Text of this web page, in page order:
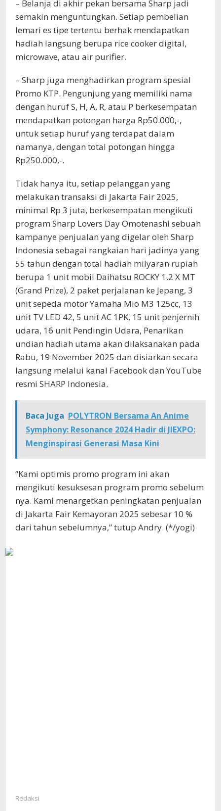
– Belanja di akhir pekan bersama Sharp jadi
semakin menguntungkan. Setiap pembelian
lemari es tipe tertentu berhak mendapatkan
hadiah langsung berupa rice cooker digital,
microwave, atau air purifier.
– Sharp juga menghadirkan program spesial
Promo KTP. Pengunjung yang memiliki nama
dengan huruf S, H, A, R, atau P berkesempatan
mendapatkan potongan harga Rp50.000,-,
untuk setiap huruf yang terdapat dalam
namanya, dengan total potongan hingga
Rp250.000,-.
Tidak hanya itu, setiap pelanggan yang
melakukan transaksi di Jakarta Fair 2025,
minimal Rp 3 juta, berkesempatan mengikuti
program Sharp Lovers Day Omotenashi sebuah
kampanye penjualan yang digelar oleh Sharp
Indonesia sebagai rangkaian hari jadinya yang
55 tahun dengan total hadiah milyaran rupiah
berupa 1 unit mobil Daihatsu ROCKY 1.2 X MT
(Grand Prize), 2 paket perjalanan ke Jepang, 3
unit sepeda motor Yamaha Mio M3 125cc, 13
unit TV LED 42, 5 unit AC 1PK, 15 unit penjernih
udara, 16 unit Pendingin Udara, Penarikan
undian hadiah utama akan dilaksanakan pada
Rabu, 19 November 2025 dan disiarkan secara
langsung melalui kanal Facebook dan YouTube
resmi SHARP Indonesia.
Baca Juga POLYTRON Bersama An Anime
Symphony: Resonance 2024 Hadir di JIEXPO:
Menginspirasi Generasi Masa Kini
“Kami optimis promo program ini akan
mengikuti kesuksesan program promo sebelum
nya. Kami menargetkan peningkatan penjualan
di Jakarta Fair Kemayoran 2025 sebesar 10 %
dari tahun sebelumnya,” tutup Andry. (*/yogi)
Redaksi